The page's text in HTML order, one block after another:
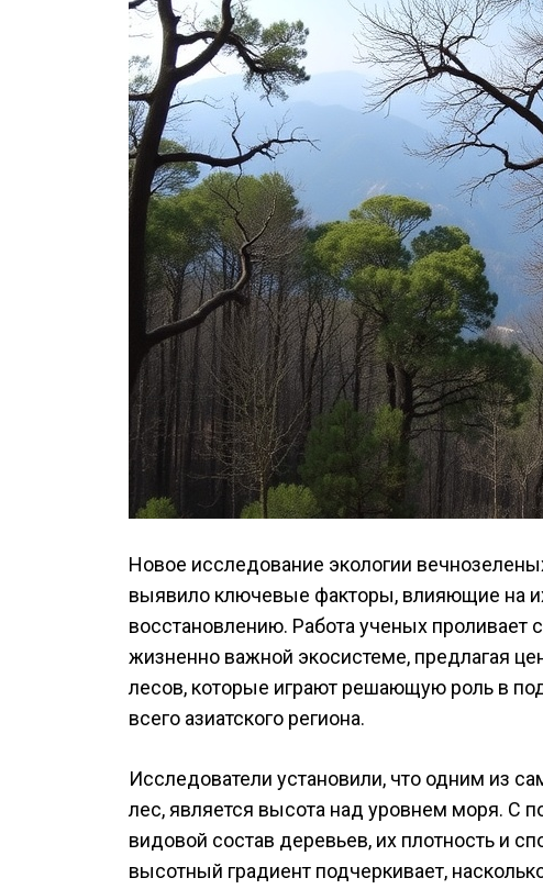
Новое исследование экологии
выявило ключевые факторы, влияющие на
восстановлению. Работа ученых проливает
жизненно важной экосистеме, предлагая
лесов, которые играют решающую роль в
всего азиатского региона.
Исследователи установили, что одним из
лес, является высота над уровнем моря. С
видовой состав деревьев, их плотность и
высотный градиент подчеркивает,